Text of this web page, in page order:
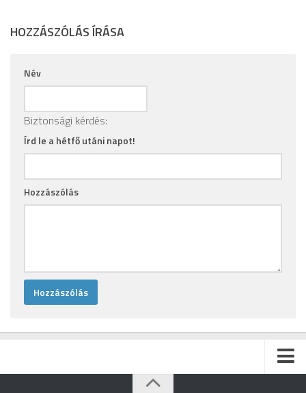
HOZZÁSZÓLÁS ÍRÁSA
Név
Biztonsági kérdés:
Írd le a hétfő utáni napot!
Hozzászólás